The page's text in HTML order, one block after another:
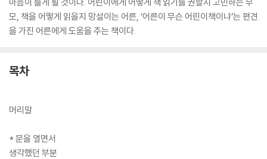
모, 책을 어떻게 읽을지 망설이는 어른, ‘어른이 무슨 어린이책이냐’는 편견
을 가진 어른에게 도움을 주는 책이다.
목차
머리말
* 문을 열면서
생각했던 부분